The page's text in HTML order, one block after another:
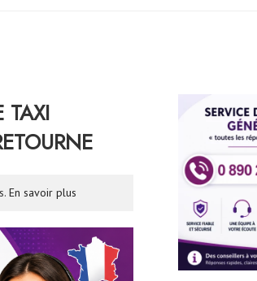
TAXI
En savoir plus